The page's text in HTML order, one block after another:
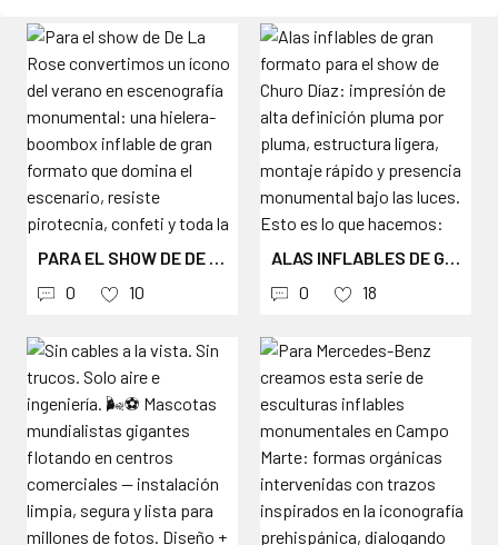
PARA EL SHOW DE DE LA ROSE CONVERTIMOS UN ÍCONO DEL VERANO EN ESCENOGRAFÍA MONUMENTAL: UNA HIELERA-BOOMBOX INFLABLE DE GRAN FORMATO QUE DOMINA EL ESCENARIO, RESISTE PIROTECNIA, CONFETI Y TODA LA ENERGÍA DEL SHOW. DEL CONCEPTO DEL ARTISTA AL CENTRO DEL ESCENARIO — DISEÑO, IMPRESIÓN Y FABRICACIÓN POR AEROINFLABLES. ESCENOGRAFÍA INFLABLE PARA SHOWS QUE SE VUELVEN INOLVIDABLES. 🎤 #DELAROSE #ESCENOGRAFÍA #STAGEDESIGN #INFLATABLEART #AEROINFLABLES #CONCERTDESIGN #MÚSICAURBANA #ESCENOGRAFÍAINFLABLE
0
10
ALAS INFLABLES DE GRAN FORMATO PARA EL SHOW DE CHURO DÍAZ: IMPRESIÓN DE ALTA DEFINICIÓN PLUMA POR PLUMA, ESTRUCTURA LIGERA, MONTAJE RÁPIDO Y PRESENCIA MONUMENTAL BAJO LAS LUCES. ESTO ES LO QUE HACEMOS: CONVERTIR LA VISIÓN DE UN ARTISTA EN ESCENOGRAFÍA QUE SE ROBA LAS FOTOS DEL PÚBLICO. DISEÑO + IMPRESIÓN + FABRICACIÓN: AEROINFLABLES. #ESCENOGRAFÍADECONCIERTOS #CHURODÍAZ #STAGEPRODUCTION #INFLABLEGIGANTE #AEROINFLABLES #LIVEMUSIC #VALLENATO
0
18